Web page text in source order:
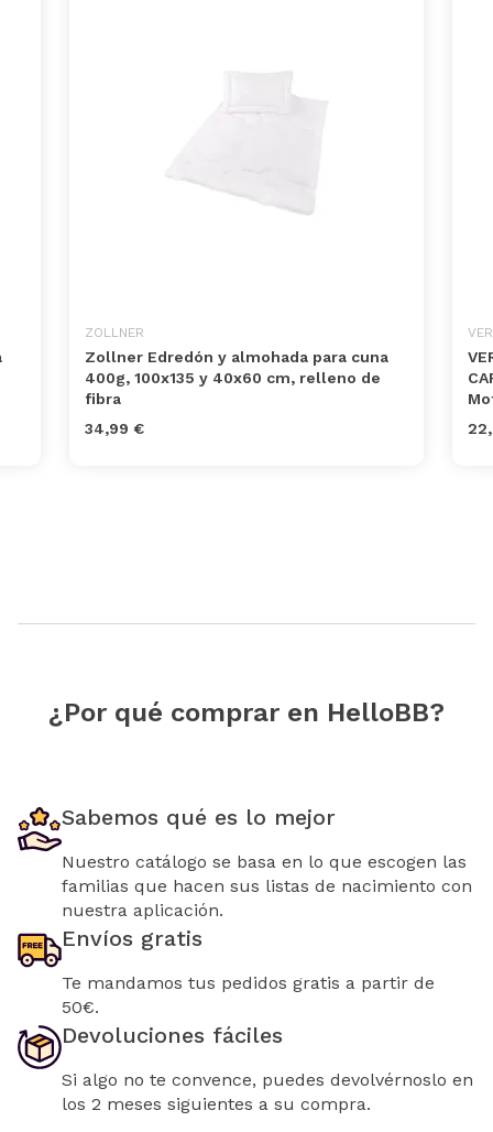
ZOLLNER
Zollner Edredón y almohada para cuna
400g, 100x135 y 40x60 cm, relleno de
fibra
34,99 €
¿Por qué comprar en HelloBB?
Sabemos qué es lo mejor
Nuestro catálogo se basa en lo que escogen las
familias que hacen sus listas de nacimiento con
nuestra aplicación.
Envíos gratis
Te mandamos tus pedidos gratis a partir de
50€.
Devoluciones fáciles
Si algo no te convence, puedes devolvérnoslo en
los 2 meses siguientes a su compra.